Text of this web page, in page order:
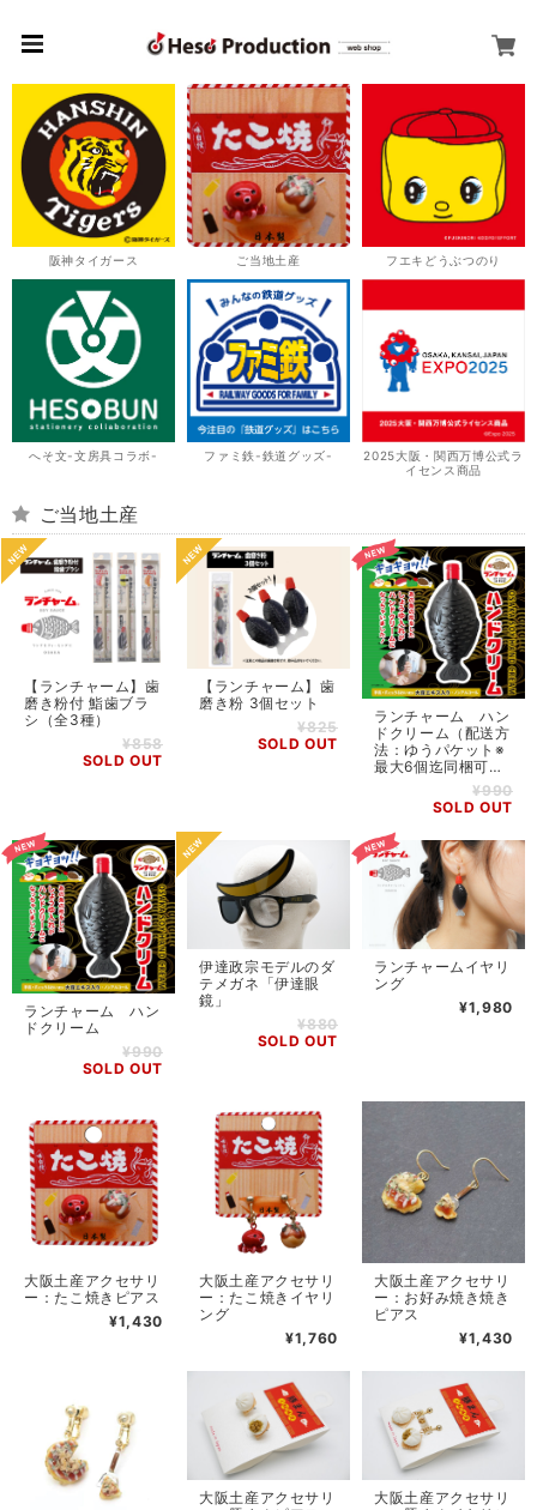
阪神タイガース ご当地土産 フエキどうぶつのり
へそ文-文房具コラボ- ファミ鉄-鉄道グッズ-
2025大阪・関西万博公式ラ
イセンス商品
ご当地土産
【ランチャーム】歯
磨き粉付 鮨歯ブラ
シ（全3種）
¥858
SOLD OUT
【ランチャーム】歯
磨き粉 3個セット
¥825
SOLD OUT
ランチャーム ハン
ドクリーム（配送方
法：ゆうパケット※
最大6個迄同梱可
¥990
SOLD OUT
ランチャーム ハン
ドクリーム
¥990
SOLD OUT
伊達政宗モデルのダ
テメガネ「伊達眼
鏡」
¥880
SOLD OUT
ランチャームイヤリ
ング
¥1,980
大阪土産アクセサリ
ー：たこ焼きピアス
¥1,430
大阪土産アクセサリ
ー：たこ焼きイヤリ
ング
¥1,760
大阪土産アクセサリ
ー：お好み焼き焼き
ピアス
¥1,430
大阪土産アクセサリ
大阪土産アクセサリ